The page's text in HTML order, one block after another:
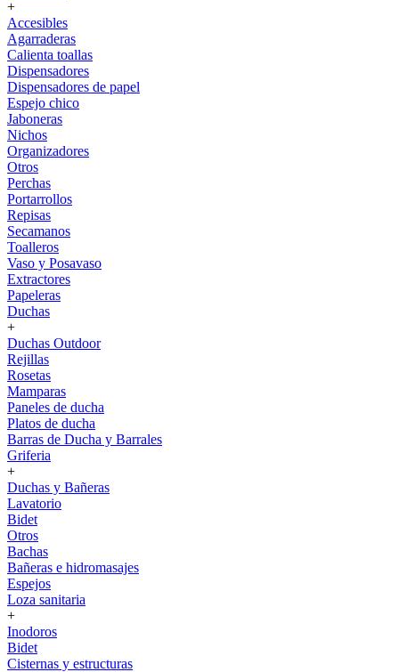
+
Accesibles
Agarraderas
Calienta toallas
Dispensadores
Dispensadores de papel
Espejo chico
Jaboneras
Nichos
Organizadores
Otros
Perchas
Portarrollos
Repisas
Secamanos
Toalleros
Vaso y Posavaso
Extractores
Papeleras
Duchas
+
Duchas Outdoor
Rejillas
Rosetas
Mamparas
Paneles de ducha
Platos de ducha
Barras de Ducha y Barrales
Griferia
+
Duchas y Bañeras
Lavatorio
Bidet
Otros
Bachas
Bañeras e hidromasajes
Espejos
Loza sanitaria
+
Inodoros
Bidet
Cisternas y estructuras